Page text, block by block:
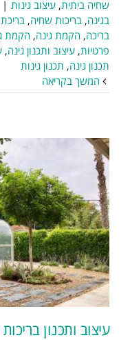
שחיה ביתית, עיצוב גינות |
בגינה, בריכות שחיה,
בריכה, הקמת גינה, הקמת
פרטיות, עיצוב ותכנון גינה,
תכנון גינה, תכנון גינות
המשך בקריאה
עיצוב ותכנון